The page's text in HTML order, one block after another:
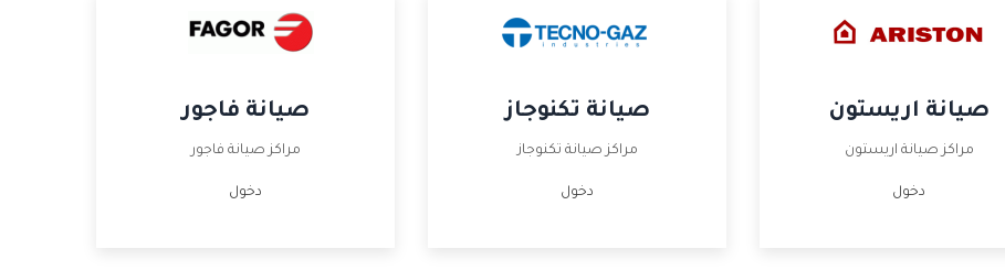
صيانة اريستون
مراكز صيانة اريستون
دخول
صيانة تكنوجاز
مراكز صيانة تكنوجاز
دخول
صيانة فاجور
مراكز صيانة فاجور
دخول